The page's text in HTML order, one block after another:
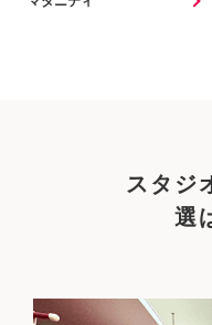
スタジ
選